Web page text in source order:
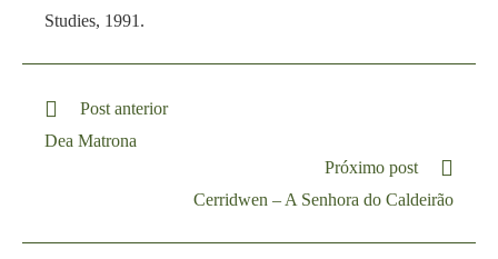
Studies, 1991.
Post anterior
Dea Matrona
Próximo post
Cerridwen – A Senhora do Caldeirão